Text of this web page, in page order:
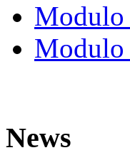
Modulo
Modulo
News